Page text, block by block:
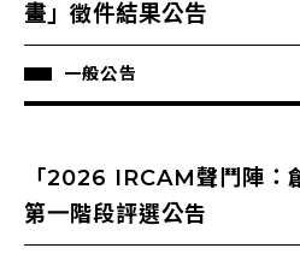
畫」徵件結果公告
一般公告
「2026 IRCAM聲鬥陣：
第一階段評選公告